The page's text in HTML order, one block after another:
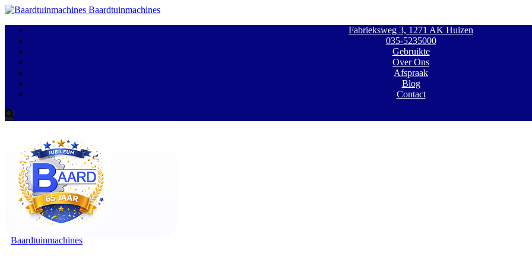
Baardtuinmachines
Fabrieksweg 3, 1271 AK Huizen
035-5235000
Gebruikte
Over Ons
Afspraak
Blog
Contact
Baardtuinmachines